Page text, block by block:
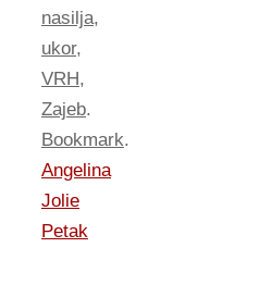
nasilja,
ukor,
VRH,
Zajeb.
Bookmark.
Angelina
Jolie
Petak